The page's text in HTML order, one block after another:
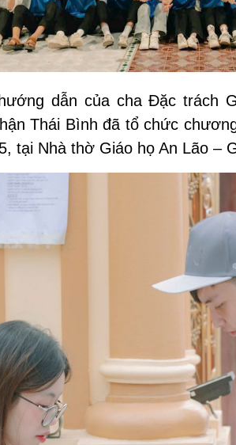
hướng dẫn của chaĐặc trách
Thái Bình đã tổ chức
, tại Nhà thờ Giáo họ An Lão –